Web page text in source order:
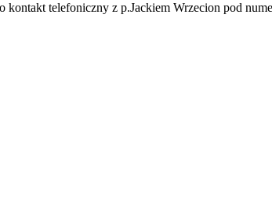
telefoniczny z p.Jackiem Wrzecion pod